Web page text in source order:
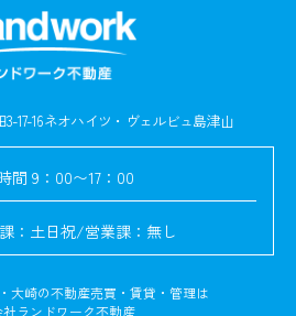
17-16ネオハイツ・ヴェルビュ島津山
間 9：00〜17：00
：土日祝/営業課：無し
大崎の不動産売買・賃貸・管理は
ランドワーク不動産